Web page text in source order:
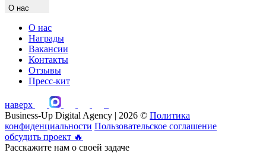
О нас
О нас
Награды
Вакансии
Контакты
Отзывы
Пресс-кит
наверх
Business-Up Digital Agency | 2026 © Политика
конфиденциальности Пользовательское соглашение
обсудить проект 🔥
Расскажите нам о своей задаче